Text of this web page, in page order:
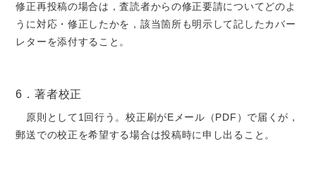
修正再投稿の場合は，査読者からの修正要請についてどのよ
うに対応・修正したかを，該当箇所も明示して記したカバー
レターを添付すること。
6．著者校正
原則として1回行う。校正刷がEメール（PDF）で届くが，
郵送での校正を希望する場合は投稿時に申し出ること。